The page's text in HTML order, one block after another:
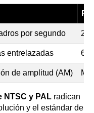
por segundo 25
entrelazadas
de amplitud (AM)
NTSC y PAL radican
y el estándar de